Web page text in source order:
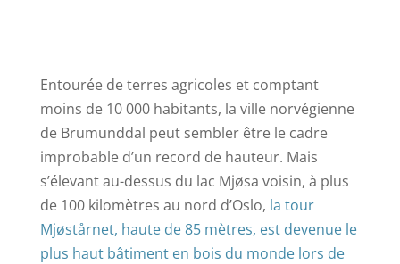
Entourée de terres agricoles et comptant
moins de 10 000 habitants, la ville norvégienne
de Brumunddal peut sembler être le cadre
improbable d’un record de hauteur. Mais
s’élevant au-dessus du lac Mjøsa voisin, à plus
de 100 kilomètres au nord d’Oslo, la tour
Mjøstårnet, haute de 85 mètres, est devenue le
plus haut bâtiment en bois du monde lors de